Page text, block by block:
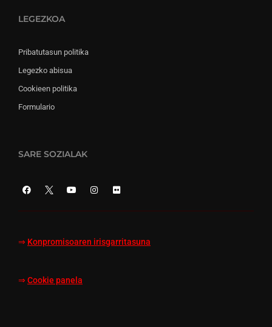
LEGEZKOA
Pribatutasun politika
Legezko abisua
Cookieen politika
Formulario
SARE SOZIALAK
⇒ Konpromisoaren irisgarritasuna
⇒ Cookie panela